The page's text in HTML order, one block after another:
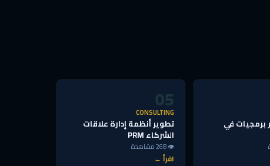
برمجيات في
05
CONSULTING
تطوير أنظمة إدارة علاقات
الشركاء PRM
👁 268 مشاهدة
اقرأ ←